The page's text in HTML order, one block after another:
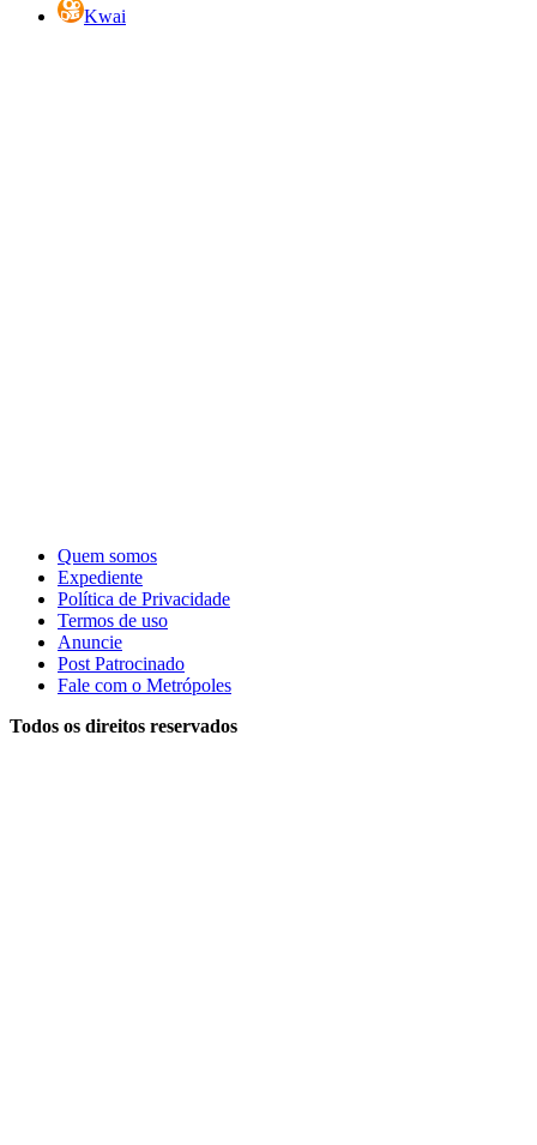
Kwai
Quem somos
Expediente
Política de Privacidade
Termos de uso
Anuncie
Post Patrocinado
Fale com o Metrópoles
Todos os direitos reservados